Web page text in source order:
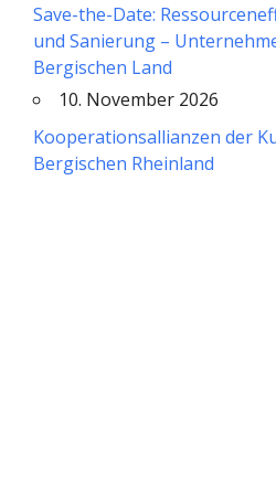
Save-the-Date:
und Sanierung –
Bergischen Land
10. November 2026
Kooperationsallianzen der
Bergischen Rheinland